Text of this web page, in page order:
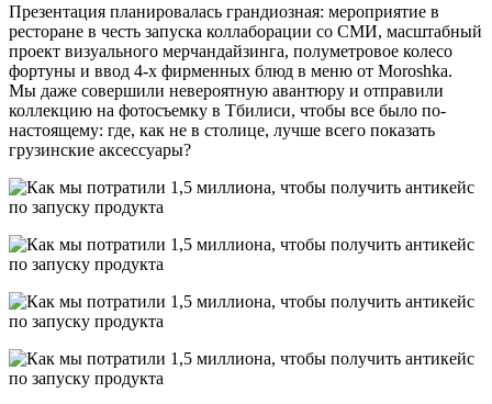
Презентация планировалась грандиозная: мероприятие в
ресторане в честь запуска коллаборации со СМИ, масштабный
проект визуального мерчандайзинга, полуметровое колесо
фортуны и ввод 4-х фирменных блюд в меню от Moroshka.
Мы даже совершили невероятную авантюру и отправили
коллекцию на фотосъемку в Тбилиси, чтобы все было по-
настоящему: где, как не в столице, лучше всего показать
грузинские аксессуары?